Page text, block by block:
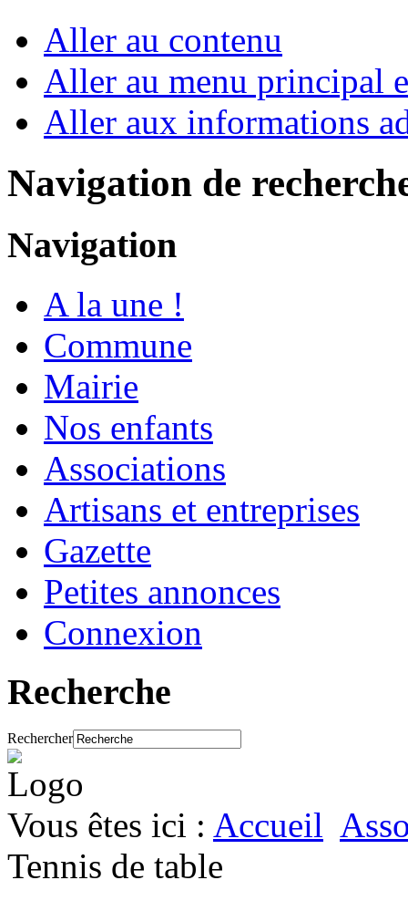
Aller au contenu
Aller au menu principal
Aller aux informations
Navigation de
Navigation
A la une !
Commune
Mairie
Nos enfants
Associations
Artisans et entreprises
Gazette
Petites annonces
Connexion
Recherche
Rechercher
Vous êtes ici : Accueil
Tennis de table